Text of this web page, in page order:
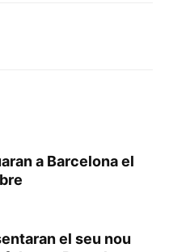
a Barcelona el
el seu nou